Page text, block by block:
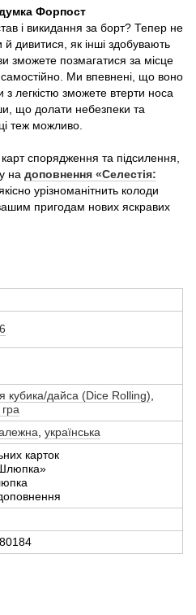
Форпост
і викидання за борт? Тепер не
дивитися, як інші здобувають
зможете позмагатися за місце
Ми впевнені, що воно
легкістю зможете втерти носа
що долати небезпеки та
теж можливо.
спорядження та підсилення,
на доповнення «Селестія:
урізноманітнить колоди
пригодам нових яскравих
6
кубика/дайса (Dice Rolling)
українська
карток